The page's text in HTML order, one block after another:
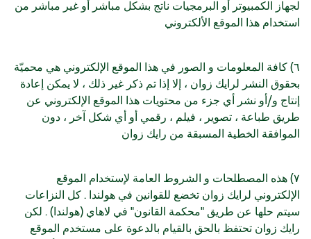
لجهاز الكمبيوتر أو البرمجيات ناتج بشكل مباشر أو غير مباشر من
استخدام هذا الموقع الألكتروني
٦) كافة المعلومات و الصور في هذا الموقع الإلكتروني هي محميّة
بحقوق النشر لرايك زوان ، إلا إذا تم ذكر غير ذلك ، لا يمكن إعادة
إنتاج و/أو نشر أي جزء من محتويات هذا الموقع الإلكتروني عن
طريق طباعة ، تصوير ، فيلم ، رقمي أو أي شكل آخر ، دون
الموافقة الخطية المسبقة من رايك زوان
٧) هذه المصطلحات و الشروط العامة لإستخدام الموقع
الإلكتروني لرايك زوان تخضع للقوانين في هولندا . كل النزاعات
سيتم حلها عن طريق "محكمة القانون" في لاهاي (هولندا) . لكن
رايك زوان تحتفظ بالحق بالقيام بالدعوة على مستخدم الموقع